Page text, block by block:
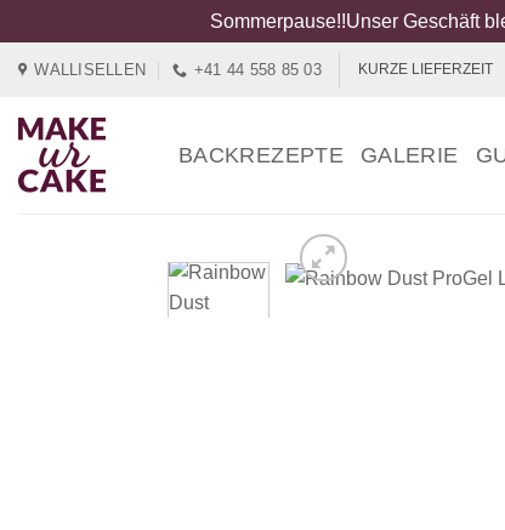
Sommerpause!!Unser Geschäft
springen
WALLISELLEN +41 44 558 85 03 KURZE LIEFERZEIT
BACKREZEPTE GALERIE